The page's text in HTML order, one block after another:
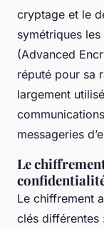
cryptage et le
symétriques
(Advanced
réputé pour sa
largement
messageries
Le
Le chiffrement
clés différentes